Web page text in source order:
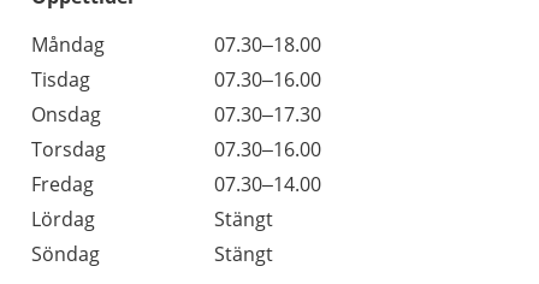
Dag
Öppettider
Kommentarer
Måndag
07.30–18.00
Tisdag
07.30–16.00
Onsdag
07.30–17.30
Torsdag
07.30–16.00
Fredag
07.30–14.00
Lördag
Stängt
Söndag
Stängt